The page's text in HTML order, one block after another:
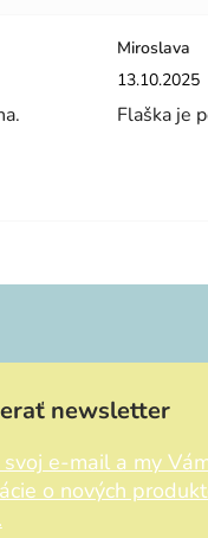
Miroslava
Hodnotenie
13.10.2025
Flaška je
newsletter
e-mail a my
o nových